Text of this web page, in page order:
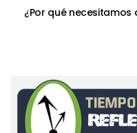
¿Por qué necesitamos